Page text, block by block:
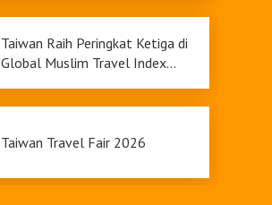
Taiwan Raih Peringkat Ketiga di
Global Muslim Travel Index
Pariwisata yang Inklusif
Taiwan Travel Fair 2026